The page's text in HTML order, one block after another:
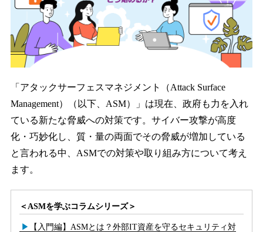
「アタックサーフェスマネジメント（Attack Surface
Management）（以下、ASM）」は現在、政府も力を入れ
ている新たな脅威への対策です。サイバー攻撃が高度
化・巧妙化し、質・量の両面でその脅威が増加している
と言われる中、ASMでの対策や取り組み方について考え
ます。
＜ASMを学ぶコラムシリーズ＞
【入門編】ASMとは？外部IT資産を守るセキュリティ対